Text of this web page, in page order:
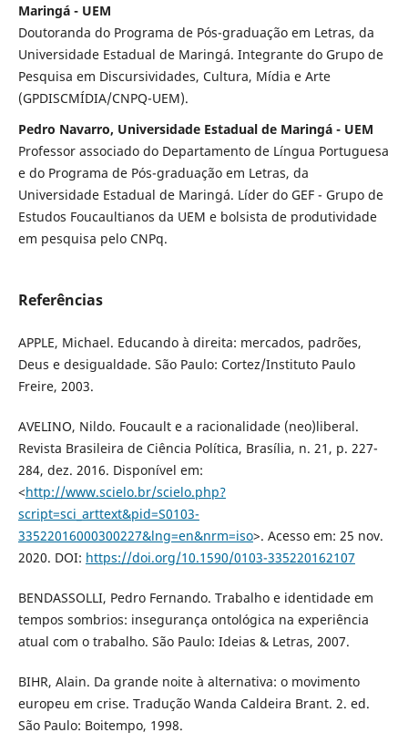
Maringá - UEM
Doutoranda do Programa de Pós-graduação em Letras, da
Universidade Estadual de Maringá. Integrante do Grupo de
Pesquisa em Discursividades, Cultura, Mídia e Arte
(GPDISCMÍDIA/CNPQ-UEM).
Pedro Navarro, Universidade Estadual de Maringá - UEM
Professor associado do Departamento de Língua Portuguesa
e do Programa de Pós-graduação em Letras, da
Universidade Estadual de Maringá. Líder do GEF - Grupo de
Estudos Foucaultianos da UEM e bolsista de produtividade
em pesquisa pelo CNPq.
Referências
APPLE, Michael. Educando à direita: mercados, padrões,
Deus e desigualdade. São Paulo: Cortez/Instituto Paulo
Freire, 2003.
AVELINO, Nildo. Foucault e a racionalidade (neo)liberal.
Revista Brasileira de Ciência Política, Brasília, n. 21, p. 227-
284, dez. 2016. Disponível em:
<http://www.scielo.br/scielo.php?
script=sci_arttext&pid=S0103-
33522016000300227&lng=en&nrm=iso>. Acesso em: 25 nov.
2020. DOI: https://doi.org/10.1590/0103-335220162107
BENDASSOLLI, Pedro Fernando. Trabalho e identidade em
tempos sombrios: insegurança ontológica na experiência
atual com o trabalho. São Paulo: Ideias & Letras, 2007.
BIHR, Alain. Da grande noite à alternativa: o movimento
europeu em crise. Tradução Wanda Caldeira Brant. 2. ed.
São Paulo: Boitempo, 1998.